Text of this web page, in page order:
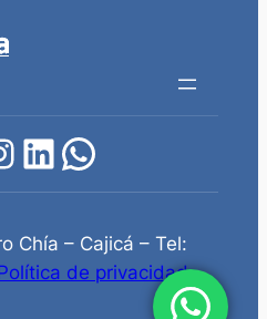
LinkedIn WhatsApp
Chía – Cajicá – Tel:
de privacidad